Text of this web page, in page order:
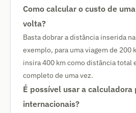
Como calcular o custo de
volta?
Basta dobrar a distância inserida
exemplo, para uma viagem de 200
insira 400 km como distância total
completo de uma vez.
É possível usar a calculadora
internacionais?